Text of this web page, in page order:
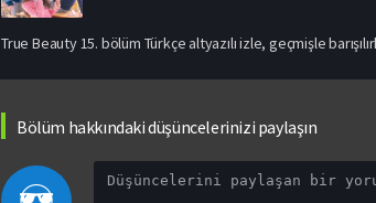
True Beauty 15. bölüm Türkçe altyazılı izle, geçmişle
Bölüm hakkındaki düşüncelerinizi paylaşın